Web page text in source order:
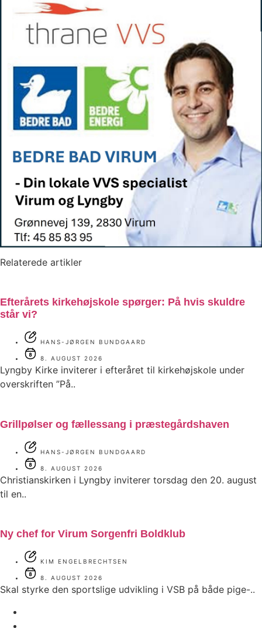
Relaterede artikler
Efterårets kirkehøjskole spørger: På hvis skuldre
står vi?
HANS-JØRGEN BUNDGAARD
8. AUGUST 2026
Lyngby Kirke inviterer i efteråret til kirkehøjskole under
overskriften ”På..
Grillpølser og fællessang i præstegårdshaven
HANS-JØRGEN BUNDGAARD
8. AUGUST 2026
Christianskirken i Lyngby inviterer torsdag den 20. august
til en..
Ny chef for Virum Sorgenfri Boldklub
KIM ENGELBRECHTSEN
8. AUGUST 2026
Skal styrke den sportslige udvikling i VSB på både pige-..